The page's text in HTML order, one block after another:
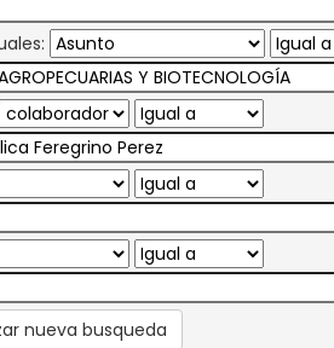
nueva busqueda